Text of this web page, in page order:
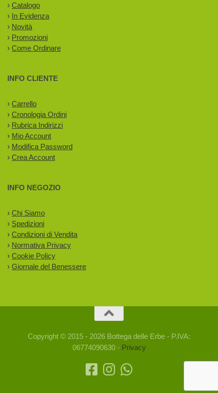
› Catalogo
› In Evidenza
› Novità
› Promozioni
› Come Ordinare
INFO CLIENTE
› Carrello
› Cronologia Ordini
› Rubrica Indirizzi
› Mio Account
› Modifica Password
› Crea Account
INFO NEGOZIO
› Chi Siamo
› Spedizioni
› Condizioni di Vendita
› Normativa Privacy
› Cookie Policy
› Giornale del Benessere
Copyright © 2015 - 2026 Bottega delle Erbe - P.IVA:
06774090630 - Privacy